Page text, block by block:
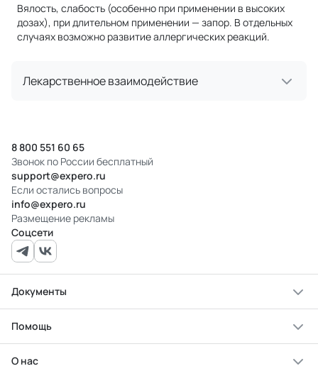
Вялость, слабость (особенно при применении в высоких
дозах), при длительном применении — запор. В отдельных
случаях возможно развитие аллергических реакций.
Лекарственное взаимодействие
8 800 551 60 65
Звонок по России бесплатный
support@expero.ru
Если остались вопросы
info@expero.ru
Размещение рекламы
Соцсети
Документы
Помощь
О нас